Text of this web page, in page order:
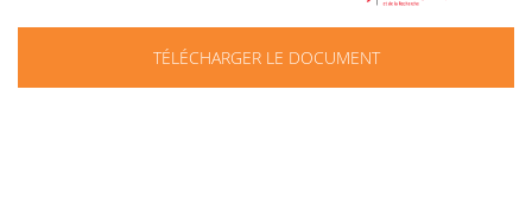
TÉLÉCHARGER LE DOCUMENT